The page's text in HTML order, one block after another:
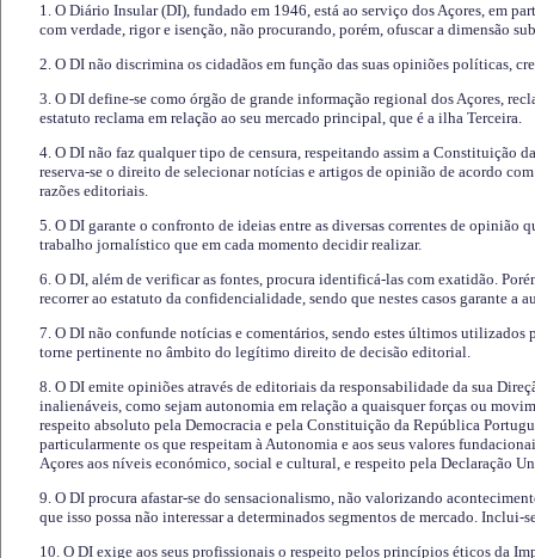
1. O Diário Insular (DI), fundado em 1946, está ao serviço dos Açores, em
com verdade, rigor e isenção, não procurando, porém, ofuscar a dimensão
2. O DI não discrimina os cidadãos em função das suas opiniões políticas,
3. O DI define-se como órgão de grande informação regional dos Açores,
estatuto reclama em relação ao seu mercado principal, que é a ilha Terceira.
4. O DI não faz qualquer tipo de censura, respeitando assim a Constituição
reserva-se o direito de selecionar notícias e artigos de opinião de acordo
razões editoriais.
5. O DI garante o confronto de ideias entre as diversas correntes de opinião
trabalho jornalístico que em cada momento decidir realizar.
6. O DI, além de verificar as fontes, procura identificá-las com exatidão.
recorrer ao estatuto da confidencialidade, sendo que nestes casos garante a
7. O DI não confunde notícias e comentários, sendo estes últimos utilizados
torne pertinente no âmbito do legítimo direito de decisão editorial.
8. O DI emite opiniões através de editoriais da responsabilidade da sua
inalienáveis, como sejam autonomia em relação a quaisquer forças ou
respeito absoluto pela Democracia e pela Constituição da República
particularmente os que respeitam à Autonomia e aos seus valores
Açores aos níveis económico, social e cultural, e respeito pela Declaração
9. O DI procura afastar-se do sensacionalismo, não valorizando
que isso possa não interessar a determinados segmentos de mercado.
10. O DI exige aos seus profissionais o respeito pelos princípios éticos da